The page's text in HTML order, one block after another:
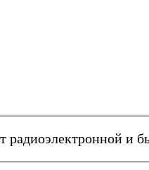
радиоэлектронной и